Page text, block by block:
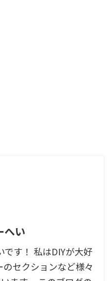
へい
です！ 私はDIYが大好
セクションなど様々